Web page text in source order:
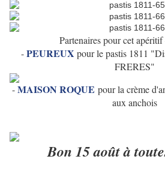
Partenaires pour cet apéritif
-PEUREUX pour le pastis 1811
FRERES"
-MAISON ROQUE pour la crème
aux anchois
Bon 15 août à